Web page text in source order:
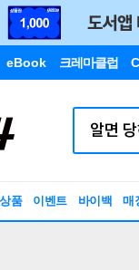
eBook 크레마클럽
품 이벤트 바이백 매